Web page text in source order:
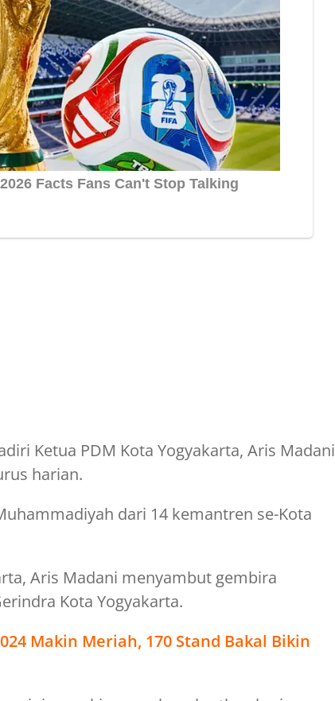
Ketua PDM Kota Yogyakarta, Aris Madani
harian.
dari 14 kemantren se-Kota
Aris Madani menyambut gembira
Kota Yogyakarta.
Makin Meriah, 170 Stand Bakal Bikin